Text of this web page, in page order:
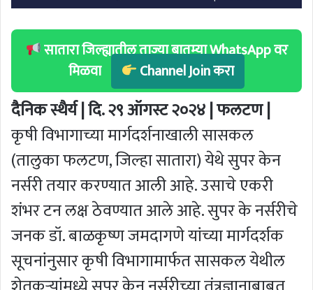
सातारा जिल्ह्यातील ताज्या बातम्या WhatsApp वर
मिळवा
Channel Join करा
दैनिक स्थैर्य | दि. २९ ऑगस्ट २०२४ | फलटण |
कृषी विभागाच्या मार्गदर्शनाखाली सासकल
(तालुका फलटण, जिल्हा सातारा) येथे सुपर केन
नर्सरी तयार करण्यात आली आहे. उसाचे एकरी
शंभर टन लक्ष ठेवण्यात आले आहे. सुपर के नर्सरीचे
जनक डॉ. बाळकृष्ण जमदागणे यांच्या मार्गदर्शक
सूचनांनुसार कृषी विभागामार्फत सासकल येथील